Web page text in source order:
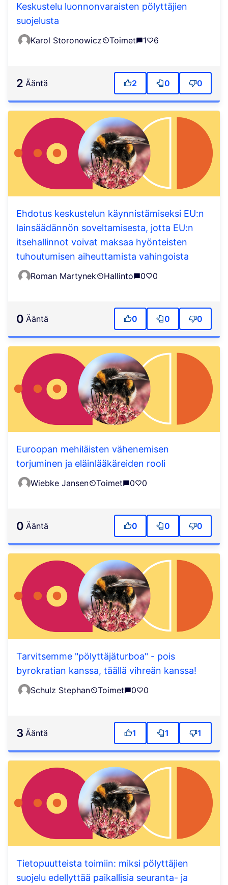
Keskustelu luonnonvaraisten pölyttäjien
suojelusta
Karol Storonowicz Toimet 1 6
2 ääntä 2 0 0
Ehdotus keskustelun käynnistämiseksi EU:n
lainsäädännön soveltamisesta, jotta EU:n
itsehallinnot voivat maksaa hyönteisten
tuhoutumisen aiheuttamista vahingoista
Roman Martynek Hallinto 0 0
0 ääntä 0 0 0
Euroopan mehiläisten vähenemisen
torjuminen ja eläinlääkäreiden rooli
Wiebke Jansen Toimet 0 0
0 ääntä 0 0 0
Tarvitsemme "pölyttäjäturboa" - pois
byrokratian kanssa, täällä vihreän kanssa!
Schulz Stephan Toimet 0 0
3 ääntä 1 1 1
Tietopuutteista toimiin: miksi pölyttäjien
suojelu edellyttää paikallisia seuranta- ja